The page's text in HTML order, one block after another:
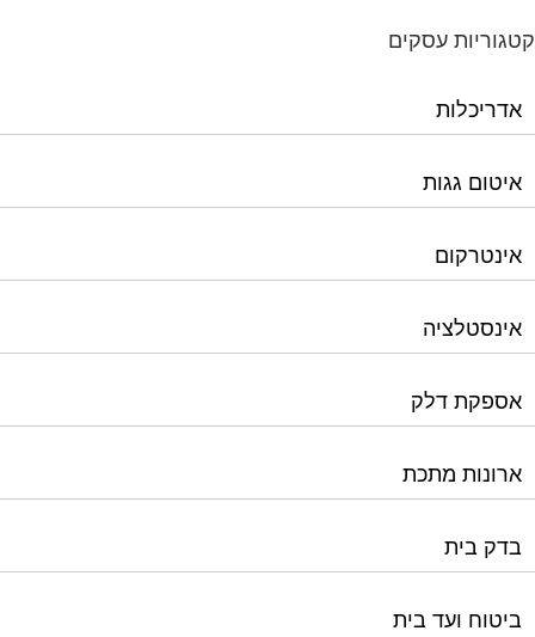
עסקים
אדריכלות
איטום גגות
אינטרקום
אינסטלציה
אספקת דלק
ארונות מתכת
בדק בית
ביטוח ועד בית